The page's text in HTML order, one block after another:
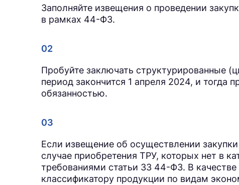
Заполняйте извещения о проведении
в рамках 44-ФЗ.
Пробуйте заключать структурированные
период закончится 1 апреля 2024, и тогда
обязанностью.
Если извещение об осуществлении
случае приобретения ТРУ, которых нет в
требованиями статьи 33 44-ФЗ. В
классификатору продукции по видам